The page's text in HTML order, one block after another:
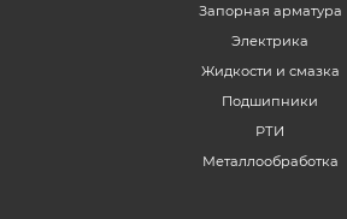
Запорная арматура
Электрика
Жидкости и смазка
Подшипники
РТИ
Металлообработка